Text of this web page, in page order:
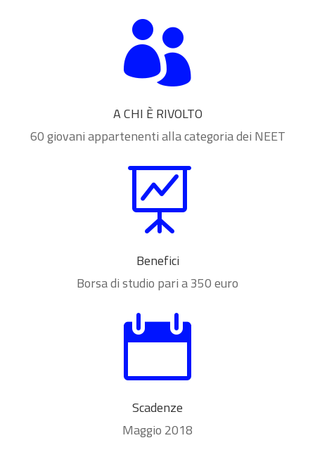

A CHI È RIVOLTO
60 giovani appartenenti alla categoria dei NEET

Benefici
Borsa di studio pari a 350 euro

Scadenze
Maggio 2018